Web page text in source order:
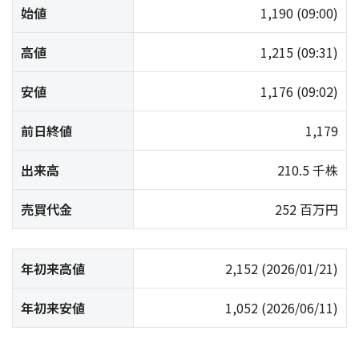
始値 1,190 (09:00)
高値 1,215 (09:31)
安値 1,176 (09:02)
前日終値 1,179
出来高 210.5 千株
売買代金 252 百万円
年初来高値 2,152 (2026/01/21)
年初来安値 1,052 (2026/06/11)